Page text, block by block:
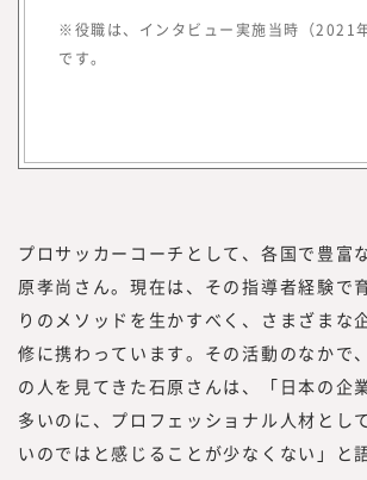
ためのプラットフォームとして
フェッショナル人材の働き方や
必要とされる情報」を提供して
には、われわれが欲しい情報を
はなく、読者の目線で調査・研
を提供する必要があります。
読者は、新しい働き方を実践し
業、人的資本経営／リスキリン
ビリティ等、かつてないものを
者」です。
つまり、読者の目線で活動する
※役職は、インタビュー実施当時（2021
です。
プロサッカーコーチとして、各国で豊富
原孝尚さん。現在は、その指導者経験で
りのメソッドを生かすべく、さまざまな
修に携わっています。その活動のなかで
の人を見てきた石原さんは、「日本の企
多いのに、プロフェッショナル人材とし
いのではと感じることが少なくない」と